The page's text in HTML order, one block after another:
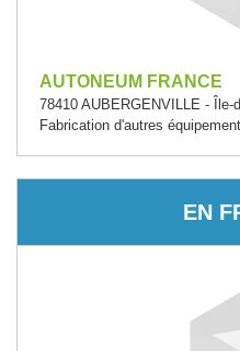
AUTONEUM FRANCE
78410 AUBERGENVILLE - Île-
Fabrication d'autres
EN